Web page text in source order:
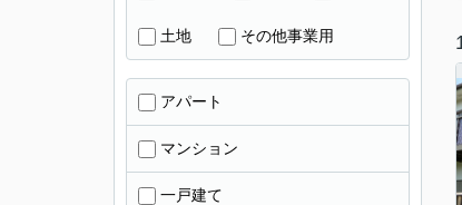
土地 その他事業用
アパート
マンション
一戸建て